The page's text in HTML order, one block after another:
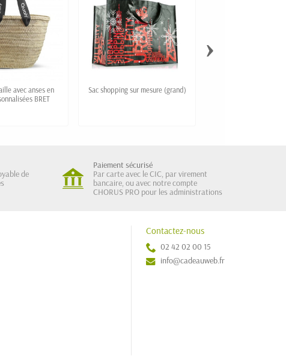
avec anses en
BRET
Sac shopping sur mesure (grand)
›
de
Paiement sécurisé
Par carte avec le CIC, par virement
bancaire, ou avec notre compte
CHORUS PRO pour les administrations
Contactez-nous
02 42 02 00 15
info@cadeauweb.fr